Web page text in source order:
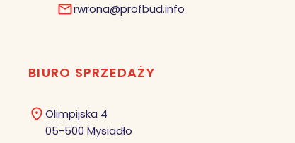
rwrona@profbud.info
BIURO SPRZEDAŻY
Olimpijska 4
05-500 Mysiadło